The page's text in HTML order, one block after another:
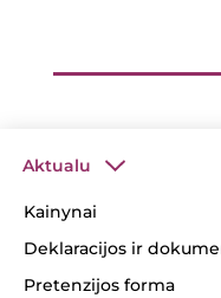
Aktualu
Kainynai
Deklaracijos ir
Pretenzijos forma